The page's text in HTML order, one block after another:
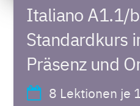
Italiano A1.1/
Standardkurs
Präsenz und
8 Lektionen je